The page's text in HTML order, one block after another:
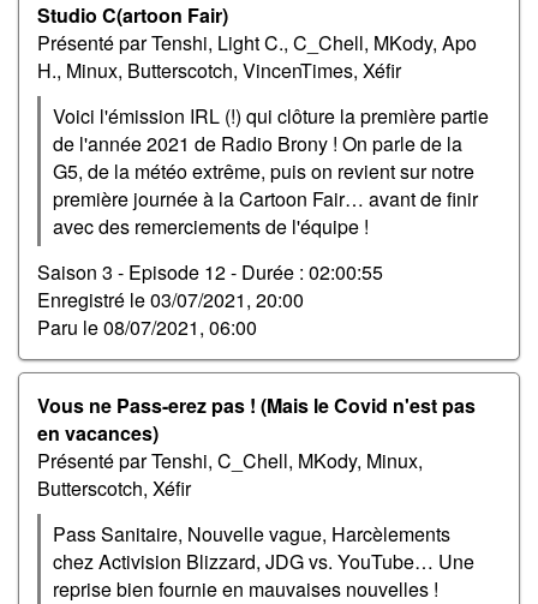
Studio C(artoon Fair)
Présenté par Tenshi, Light C., C_Chell, MKody, Apo
H., Minux, Butterscotch, VincenTimes, Xéfir
Voici l'émission IRL (!) qui clôture la première partie
de l'année 2021 de Radio Brony ! On parle de la
G5, de la météo extrême, puis on revient sur notre
première journée à la Cartoon Fair… avant de finir
avec des remerciements de l'équipe !
Saison 3 - Episode 12 - Durée : 02:00:55
Enregistré le03/07/2021, 20:00
Paru le08/07/2021, 06:00
Vous ne Pass-erez pas ! (Mais le Covid n'est pas
en vacances)
Présenté par Tenshi, C_Chell, MKody, Minux,
Butterscotch, Xéfir
Pass Sanitaire, Nouvelle vague, Harcèlements
chez Activision Blizzard, JDG vs. YouTube… Une
reprise bien fournie en mauvaises nouvelles !